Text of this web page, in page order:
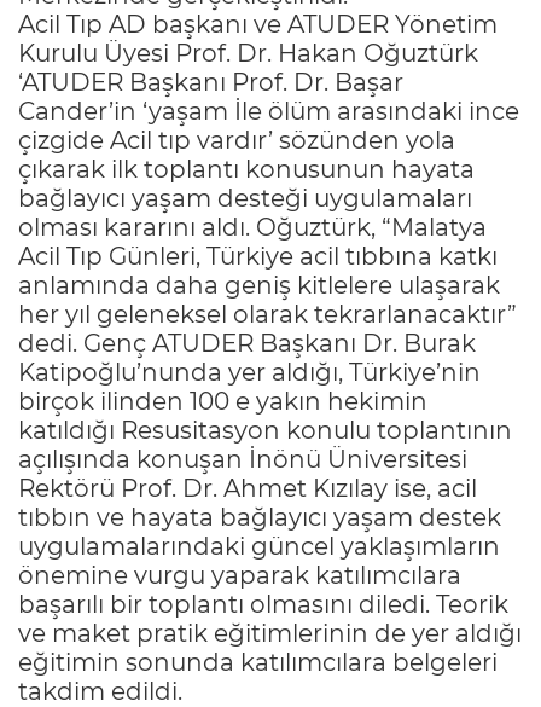
Acil Tıp AD başkanı ve ATUDER Yönetim
Kurulu Üyesi Prof. Dr. Hakan Oğuztürk
‘ATUDER Başkanı Prof. Dr. Başar
Cander’in ‘yaşam İle ölüm arasındaki ince
çizgide Acil tıp vardır’ sözünden yola
çıkarak ilk toplantı konusunun hayata
bağlayıcı yaşam desteği uygulamaları
olması kararını aldı. Oğuztürk, “Malatya
Acil Tıp Günleri, Türkiye acil tıbbına katkı
anlamında daha geniş kitlelere ulaşarak
her yıl geleneksel olarak tekrarlanacaktır”
dedi. Genç ATUDER Başkanı Dr. Burak
Katipoğlu’nunda yer aldığı, Türkiye’nin
birçok ilinden 100 e yakın hekimin
katıldığı Resusitasyon konulu toplantının
açılışında konuşan İnönü Üniversitesi
Rektörü Prof. Dr. Ahmet Kızılay ise, acil
tıbbın ve hayata bağlayıcı yaşam destek
uygulamalarındaki güncel yaklaşımların
önemine vurgu yaparak katılımcılara
başarılı bir toplantı olmasını diledi. Teorik
ve maket pratik eğitimlerinin de yer aldığı
eğitimin sonunda katılımcılara belgeleri
takdim edildi.